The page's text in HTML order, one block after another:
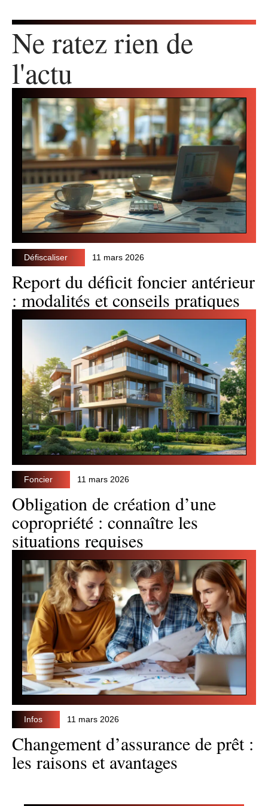
Ne ratez rien de
l'actu
Défiscaliser 11 mars 2026
Report du déficit foncier antérieur
: modalités et conseils pratiques
Foncier 11 mars 2026
Obligation de création d’une
copropriété : connaître les
situations requises
Infos 11 mars 2026
Changement d’assurance de prêt :
les raisons et avantages